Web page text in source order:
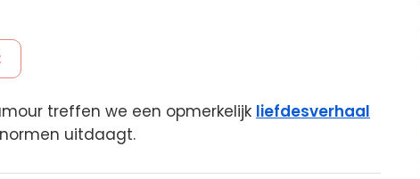
treffen we een opmerkelijk liefdesverhaal
uitdaagt.